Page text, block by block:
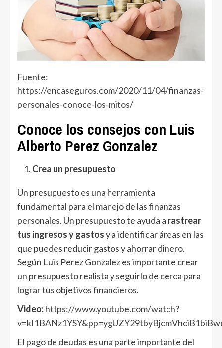
Fuente:
https://encaseguros.com/2020/11/04/finanzas-
personales-conoce-los-mitos/
Conoce los consejos con Luis
Alberto Perez Gonzalez
Crea un presupuesto
Un presupuesto es una herramienta
fundamental para el manejo de lasfinanzas
personales. Un presupuesto te ayuda a rastrear
tus ingresos y gastosy a identificar áreas en las
que puedes reducir gastos y ahorrar dinero.
Según Luis Perez Gonzalez es importante crear
un presupuesto realista y seguirlo de cerca para
lograr tus objetivos financieros.
Video:https://www.youtube.com/watch?
El pago de deudas es una parte importante del